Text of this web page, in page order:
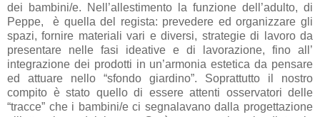
dei bambini/e. Nell’allestimento la funzione dell’adulto, di
Peppe,
è quella del regista: prevedere ed organizzare gli
spazi, fornire materiali vari e diversi, strategie di lavoro da
presentare nelle fasi ideative e di lavorazione, fino all’
integrazione dei prodotti in un’armonia estetica da pensare
ed attuare nello “sfondo giardino”. Soprattutto il nostro
compito è stato quello di essere attenti osservatori delle
“tracce” che i bambini/e ci segnalavano dalla progettazione